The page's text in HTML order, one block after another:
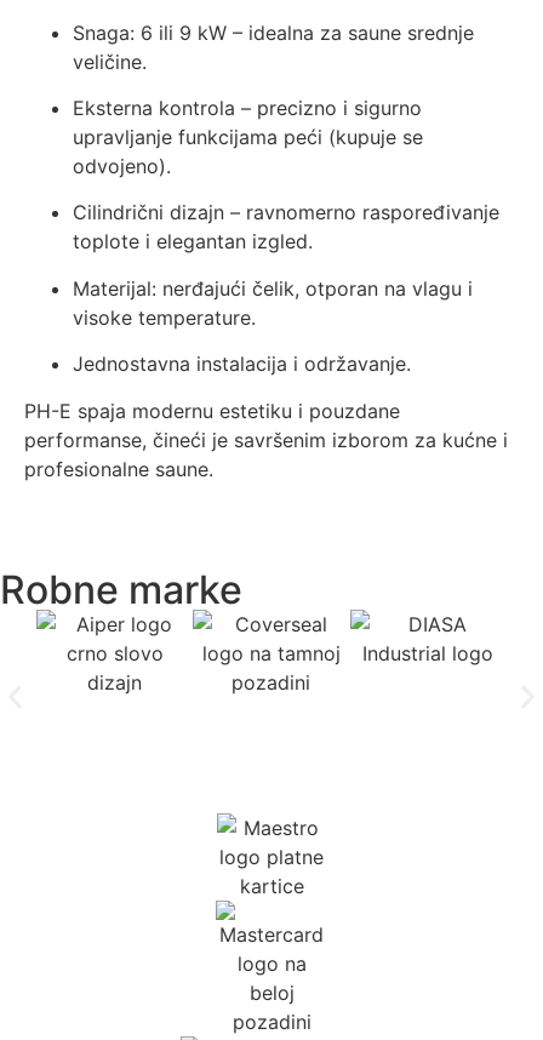
Snaga: 6 ili 9 kW – idealna za saune srednje
veličine.
Eksterna kontrola – precizno i sigurno
upravljanje funkcijama peći (kupuje se
odvojeno).
Cilindrični dizajn – ravnomerno raspoređivanje
toplote i elegantan izgled.
Materijal: nerđajući čelik, otporan na vlagu i
visoke temperature.
Jednostavna instalacija i održavanje.
PH-E spaja modernu estetiku i pouzdane
performanse, čineći je savršenim izborom za kućne i
profesionalne saune.
Robne marke